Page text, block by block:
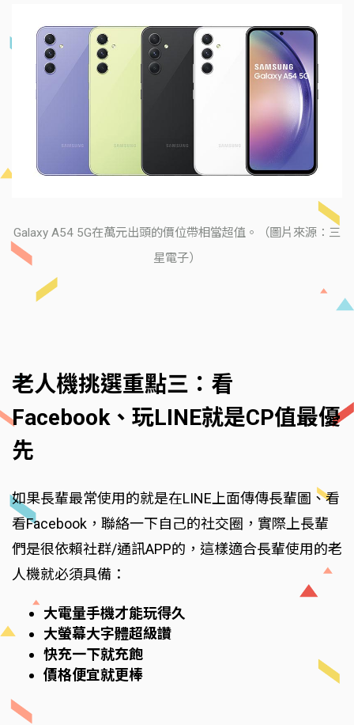
Galaxy A54 5G在萬元出頭的價位帶相當超值。（圖片來源：三
星電子）
老人機挑選重點三：看
Facebook、玩LINE就是CP值最優
先
如果長輩最常使用的就是在LINE上面傳傳長輩圖、看
看Facebook，聯絡一下自己的社交圈，實際上長輩
們是很依賴社群/通訊APP的，這樣適合長輩使用的老
人機就必須具備：
大電量手機才能玩得久
大螢幕大字體超級讚
快充一下就充飽
價格便宜就更棒